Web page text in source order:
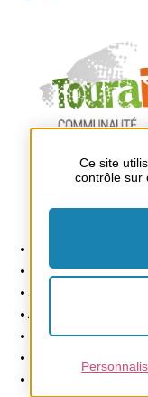
• Déchets
• Moyens
• Service à la
• Actions sociales :
• Environnement :
• Développement
• Culture sport et
Ce site
contrôle sur